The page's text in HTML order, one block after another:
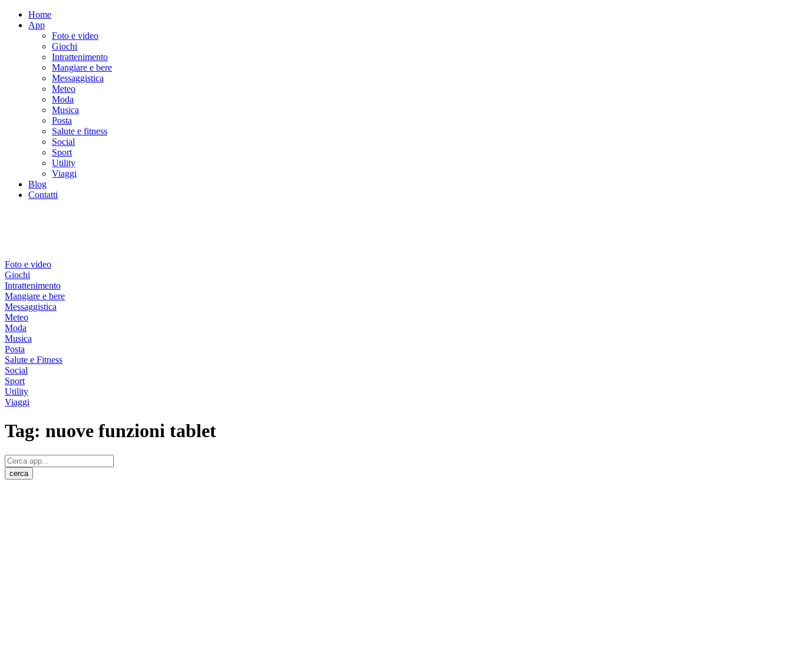
Home
App
Foto e video
Giochi
Intrattenimento
Mangiare e bere
Messaggistica
Meteo
Moda
Musica
Posta
Salute e fitness
Social
Sport
Utility
Viaggi
Blog
Contatti
Foto e video
Giochi
Intrattenimento
Mangiare e bere
Messaggistica
Meteo
Moda
Musica
Posta
Salute e Fitness
Social
Sport
Utility
Viaggi
Tag: nuove funzioni tablet